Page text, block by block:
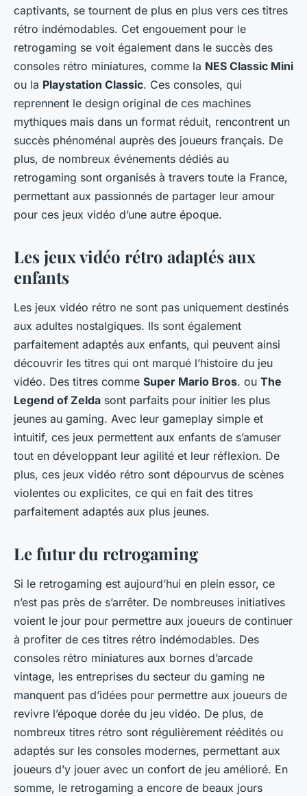
captivants, se tournent de plus en plus vers ces titres
rétro indémodables. Cet engouement pour le
retrogaming se voit également dans le succès des
consoles rétro miniatures, comme la NES Classic Mini
ou la Playstation Classic. Ces consoles, qui
reprennent le design original de ces machines
mythiques mais dans un format réduit, rencontrent un
succès phénoménal auprès des joueurs français. De
plus, de nombreux événements dédiés au
retrogaming sont organisés à travers toute la France,
permettant aux passionnés de partager leur amour
pour ces jeux vidéo d’une autre époque.
Les jeux vidéo rétro adaptés aux
enfants
Les jeux vidéo rétro ne sont pas uniquement destinés
aux adultes nostalgiques. Ils sont également
parfaitement adaptés aux enfants, qui peuvent ainsi
découvrir les titres qui ont marqué l’histoire du jeu
vidéo. Des titres comme Super Mario Bros. ou The
Legend of Zelda sont parfaits pour initier les plus
jeunes au gaming. Avec leur gameplay simple et
intuitif, ces jeux permettent aux enfants de s’amuser
tout en développant leur agilité et leur réflexion. De
plus, ces jeux vidéo rétro sont dépourvus de scènes
violentes ou explicites, ce qui en fait des titres
parfaitement adaptés aux plus jeunes.
Le futur du retrogaming
Si le retrogaming est aujourd’hui en plein essor, ce
n’est pas près de s’arrêter. De nombreuses initiatives
voient le jour pour permettre aux joueurs de continuer
à profiter de ces titres rétro indémodables. Des
consoles rétro miniatures aux bornes d’arcade
vintage, les entreprises du secteur du gaming ne
manquent pas d’idées pour permettre aux joueurs de
revivre l’époque dorée du jeu vidéo. De plus, de
nombreux titres rétro sont régulièrement réédités ou
adaptés sur les consoles modernes, permettant aux
joueurs d’y jouer avec un confort de jeu amélioré. En
somme, le retrogaming a encore de beaux jours